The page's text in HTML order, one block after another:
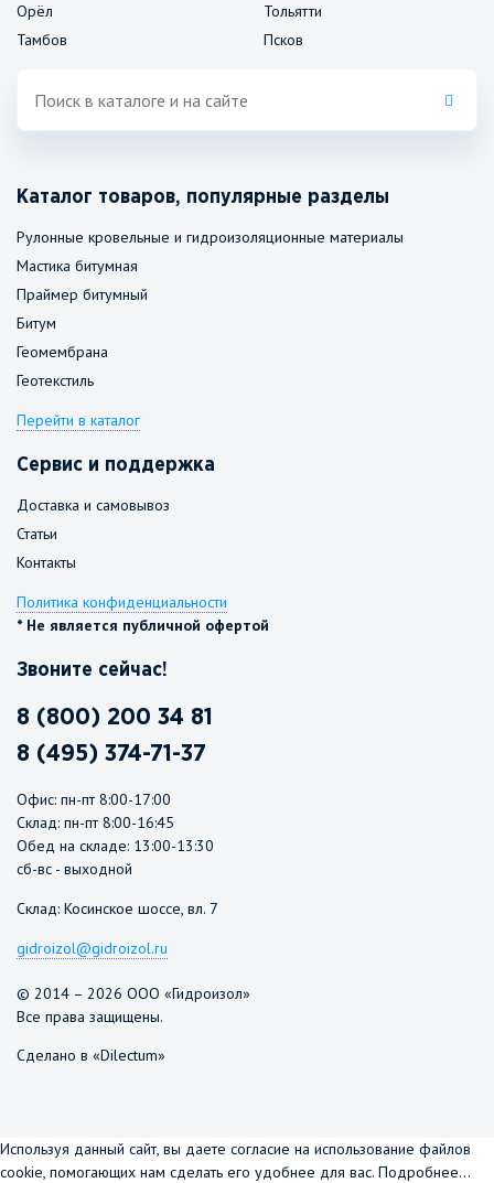
Орёл
Тамбов
Тольятти
Псков
Каталог товаров, популярные разделы
Рулонные кровельные и гидроизоляционные материалы
Мастика битумная
Праймер битумный
Битум
Геомембрана
Геотекстиль
Перейти в каталог
Сервис и поддержка
Доставка и самовывоз
Статьи
Контакты
Политика конфиденциальности
* Не является публичной офертой
Звоните сейчас!
8 (800) 200 34 81
8 (495) 374-71-37
Офис: пн-пт 8:00-17:00
Склад: пн-пт 8:00-16:45
Обед на складе: 13:00-13:30
сб-вс - выходной
Склад: Косинское шоссе, вл. 7
gidroizol@gidroizol.ru
© 2014 – 2026 ООО «Гидроизол»
Все права защищены.
Сделано в «Dilectum»
Используя данный сайт, вы даете согласие на использование файлов
cookie, помогающих нам сделать его удобнее для вас. Подробнее...